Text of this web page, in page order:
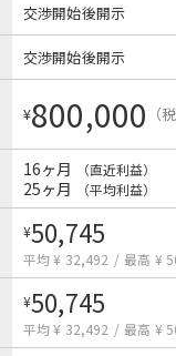
交渉開始後開示
交渉開始後開示
¥800,000 （
16ヶ月 （直近利益）
25ヶ月 （平均利益）
¥50,745
平均 ¥ 32,492 / 最高 ¥
¥50,745
平均 ¥ 32,492 / 最高 ¥